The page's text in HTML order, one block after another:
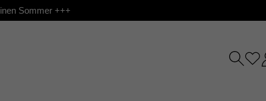
Sommer +++